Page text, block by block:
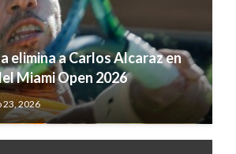
elimina a Carlos Alcaraz en
Miami Open 2026
23, 2026